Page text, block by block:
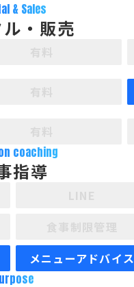
& Sales
・販売
coaching
指導
メニューアドバイス